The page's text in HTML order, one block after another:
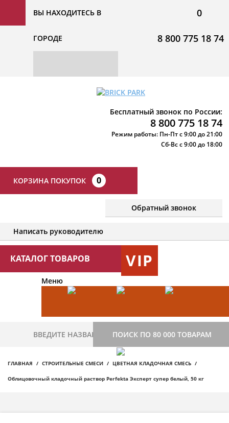
ВЫ НАХОДИТЕСЬ В
ГОРОДЕ
0
8 800 775 18 74
Бесплатный звонок по России:
8 800 775 18 74
Режим работы: Пн-Пт с 9:00 до 21:00
Сб-Вс с 9:00 до 18:00
КОРЗИНА ПОКУПОК 0
Обратный звонок
Написать руководителю
КАТАЛОГ ТОВАРОВ VIP
Меню
ПОИСК ПО 80 000 ТОВАРАМ
ГЛАВНАЯ СТРОИТЕЛЬНЫЕ СМЕСИ ЦВЕТНАЯ КЛАДОЧНАЯ СМЕСЬ
Облицовочный кладочный раствор Perfekta Эксперт супер белый, 50 кг